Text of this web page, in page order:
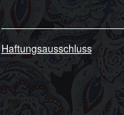
Haftungsausschluss